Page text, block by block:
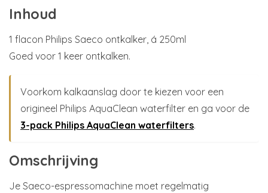
Inhoud
1 flacon Philips Saeco ontkalker, á 250ml
Goed voor 1 keer ontkalken.
Voorkom kalkaanslag door te kiezen voor een
origineel Philips AquaClean waterfilter en ga voor de
3-pack Philips AquaClean waterfilters.
Omschrijving
Je Saeco-espressomachine moet regelmatig